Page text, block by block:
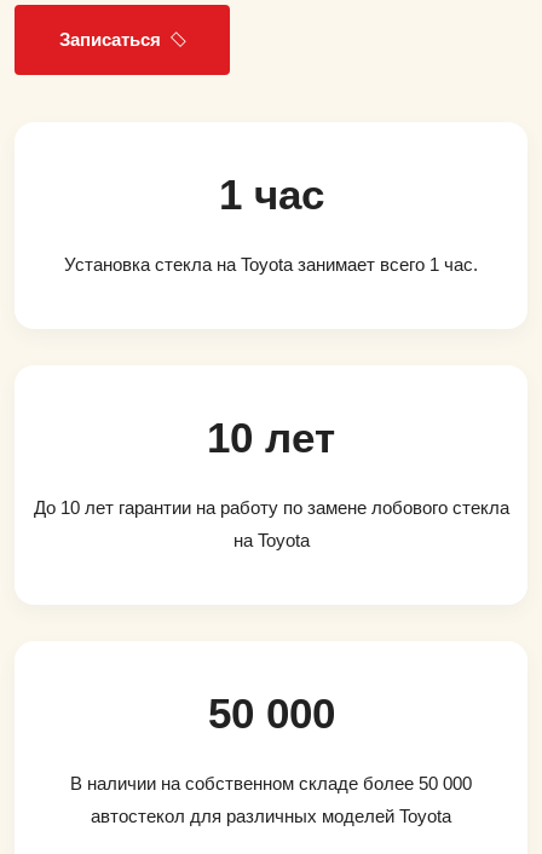
Записаться
1 час
Установка стекла на Toyota занимает всего 1 час.
10 лет
До 10 лет гарантии на работу по замене лобового стекла
на Toyota
50 000
В наличии на собственном складе более 50 000
автостекол для различных моделей Toyota